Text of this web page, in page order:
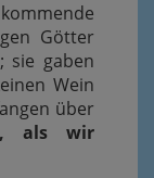
Götter
sie gaben
Wein
über
als wir